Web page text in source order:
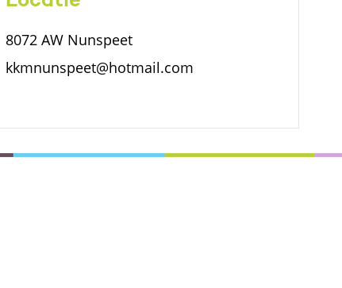
8072 AW Nunspeet
kkmnunspeet@hotmail.com